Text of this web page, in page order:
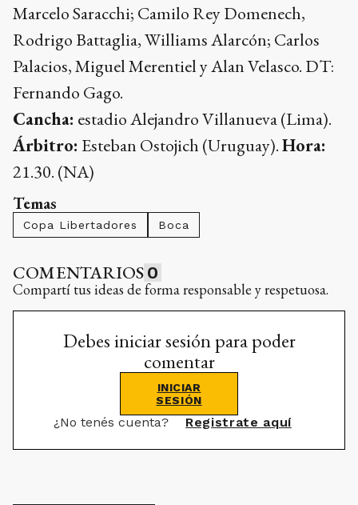
Marcelo Saracchi; Camilo Rey Domenech,
Rodrigo Battaglia, Williams Alarcón; Carlos
Palacios, Miguel Merentiel y Alan Velasco. DT:
Fernando Gago.
Cancha: estadio Alejandro Villanueva (Lima).
Árbitro: Esteban Ostojich (Uruguay).Hora:
21.30. (NA)
Temas
Copa Libertadores Boca
COMENTARIOS 0
Compartí tus ideas de forma responsable y respetuosa.
Debes iniciar sesión para poder
comentar
INICIAR
SESIÓN
¿No tenés cuenta? Registrate aquí